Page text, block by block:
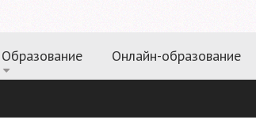
Образование Онлайн-образование